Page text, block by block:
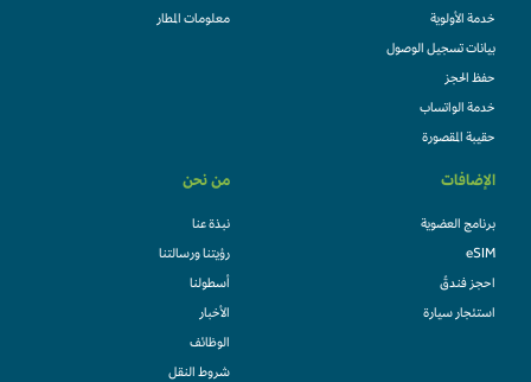
خدمة الأولوية
بيانات تسجيل الوصول
حفظ الحجز
خدمة الواتساب
حقيبة المقصورة
معلومات المطار
الإضافات
برنامج العضوية
eSIM
احجز فندقً
استئجار سيارة
من نحن
نبذة عنا
رؤيتنا ورسالتنا
أسطولنا
الأخبار
الوظائف
شروط النقل